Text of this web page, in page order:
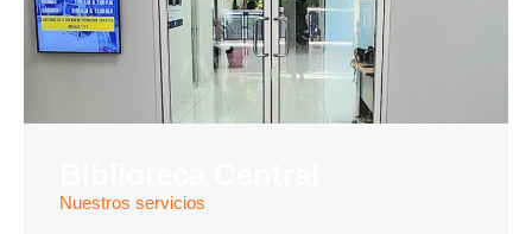
Nuestros servicios